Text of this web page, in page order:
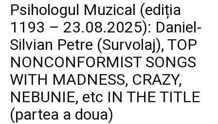
Psihologul Muzical (ediția
1193 – 23.08.2025): Daniel-
Silvian Petre (Survolaj), TOP
NONCONFORMIST SONGS
WITH MADNESS, CRAZY,
NEBUNIE, etc IN THE TITLE
(partea a doua)